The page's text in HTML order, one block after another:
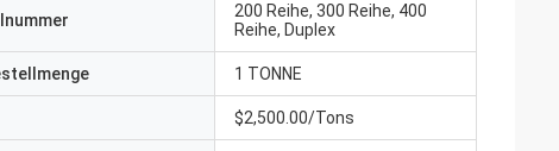
200 Reihe, 300 Reihe, 400
Reihe, Duplex
1 TONNE
$2,500.00/Tons